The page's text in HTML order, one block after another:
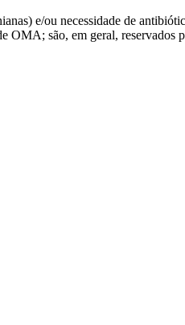
e/ou necessidade de
OMA; são, em geral, reservados